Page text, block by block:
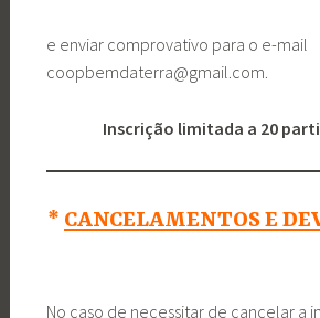
e enviar comprovativo para o e-mail
coopbemdaterra@gmail.com.
Inscrição limitada a 20
* CANCELAMENTOS E
No caso de necessitar de cancelar a